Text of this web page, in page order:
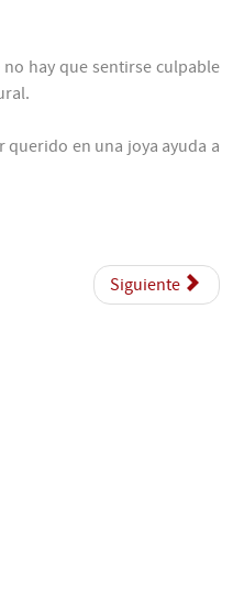
hay que sentirse culpable
querido en una joya ayuda a
Siguiente